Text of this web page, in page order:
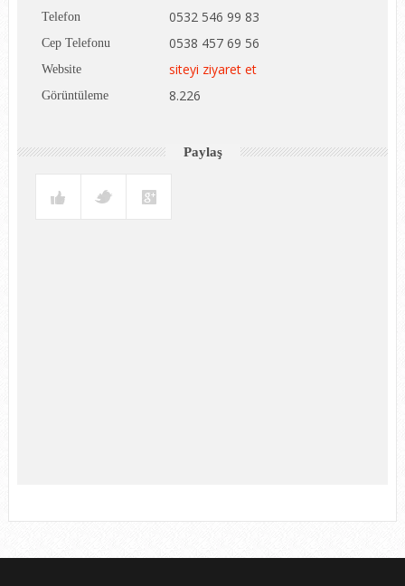
Telefon 0532 546 99 83
Cep Telefonu 0538 457 69 56
Website siteyi ziyaret et
Görüntüleme 8.226
Paylaş